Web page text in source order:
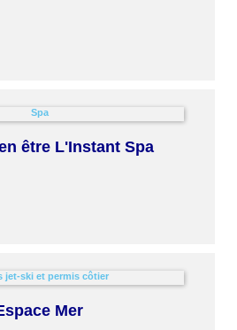
être L'Instant Spa
Mer